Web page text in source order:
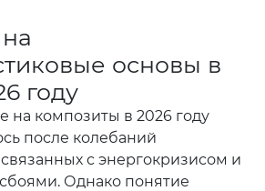
основы в
году
на композиты в 2026 году
после колебаний
с энергокризисом и
Однако понятие